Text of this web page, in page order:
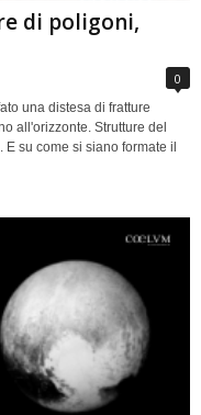
di poligoni,
0
una distesa di fratture
all'orizzonte. Strutture del
su come si siano formate il